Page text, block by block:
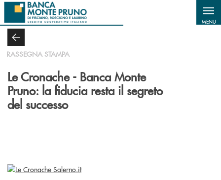
Salta al contenuto principale
MENU
RASSEGNA STAMPA
Le Cronache - Banca Monte
Pruno: la fiducia resta il segreto
del successo